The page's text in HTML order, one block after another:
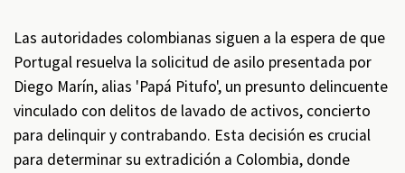
Las autoridades colombianas siguen a la espera de que
Portugal resuelva la solicitud de asilo presentada por
Diego Marín, alias 'Papá Pitufo', un presunto delincuente
vinculado con delitos de lavado de activos, concierto
para delinquir y contrabando. Esta decisión es crucial
para determinar su extradición a Colombia, donde